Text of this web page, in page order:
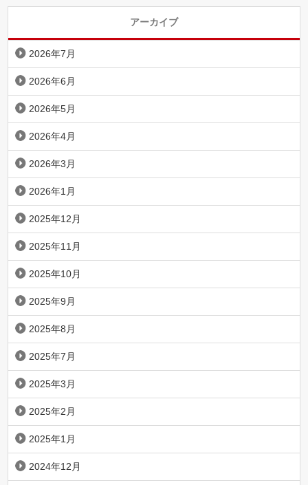
アーカイブ
2026年7月
2026年6月
2026年5月
2026年4月
2026年3月
2026年1月
2025年12月
2025年11月
2025年10月
2025年9月
2025年8月
2025年7月
2025年3月
2025年2月
2025年1月
2024年12月